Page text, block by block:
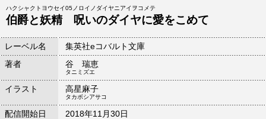
ハクシャクトヨウセイ05ノロイノダイヤニアイヲコメテ
伯爵と妖精 呪いのダイヤに愛をこめて
レーベル名
集英社eコバルト文庫
著者
谷 瑞恵
タニミズエ
イラスト 高星麻子
タカボシアサコ
配信開始日 2018年11月30日